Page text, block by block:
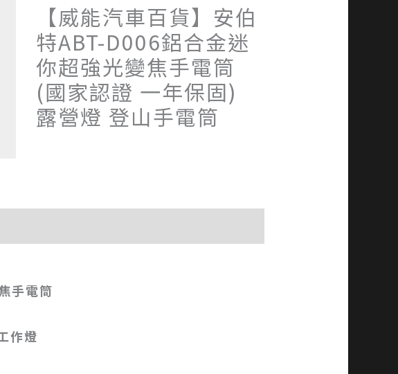
【威能汽車百貨】安伯
特ABT-D006鋁合金迷
你超強光變焦手電筒
(國家認證 一年保固)
露營燈 登山手電筒
手電筒
作燈